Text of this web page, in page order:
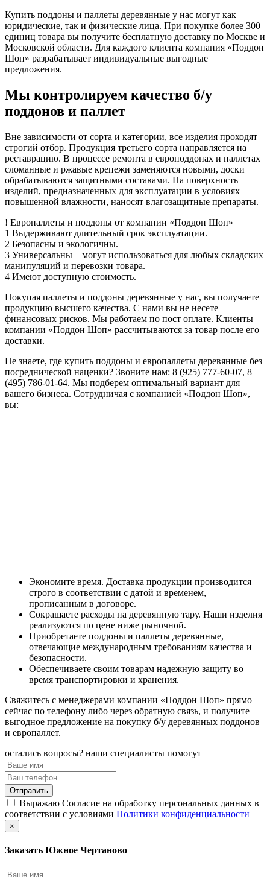
Купить поддоны и паллеты деревянные у нас могут как
юридические, так и физические лица. При покупке более 300
единиц товара вы получите бесплатную доставку по Москве и
Московской области. Для каждого клиента компания «Поддон
Шоп» разрабатывает индивидуальные выгодные
предложения.
Мы контролируем качество б/у
поддонов и паллет
Вне зависимости от сорта и категории, все изделия проходят
строгий отбор. Продукция третьего сорта направляется на
реставрацию. В процессе ремонта в европоддонах и паллетах
сломанные и ржавые крепежи заменяются новыми, доски
обрабатываются защитными составами. На поверхность
изделий, предназначенных для эксплуатации в условиях
повышенной влажности, наносят влагозащитные препараты.
! Европаллеты и поддоны от компании «Поддон Шоп»
1 Выдерживают длительный срок эксплуатации.
2 Безопасны и экологичны.
3 Универсальны – могут использоваться для любых складских
манипуляций и перевозки товара.
4 Имеют доступную стоимость.
Покупая паллеты и поддоны деревянные у нас, вы получаете
продукцию высшего качества. С нами вы не несете
финансовых рисков. Мы работаем по пост оплате. Клиенты
компании «Поддон Шоп» рассчитываются за товар после его
доставки.
Не знаете, где купить поддоны и европаллеты деревянные без
посреднической наценки? Звоните нам: 8 (925) 777-60-07, 8
(495) 786-01-64. Мы подберем оптимальный вариант для
вашего бизнеса. Сотрудничая с компанией «Поддон Шоп»,
вы:
Экономите время. Доставка продукции производится
строго в соответствии с датой и временем,
прописанным в договоре.
Сокращаете расходы на деревянную тару. Наши изделия
реализуются по цене ниже рыночной.
Приобретаете поддоны и паллеты деревянные,
отвечающие международным требованиям качества и
безопасности.
Обеспечиваете своим товарам надежную защиту во
время транспортировки и хранения.
Свяжитесь с менеджерами компании «Поддон Шоп» прямо
сейчас по телефону либо через обратную связь, и получите
выгодное предложение на покупку б/у деревянных поддонов
и европаллет.
остались вопросы? наши специалисты помогут
Выражаю Согласие на обработку персональных данных в
соответствии с условиями Политики конфиденциальности
×
Заказать Южное Чертаново